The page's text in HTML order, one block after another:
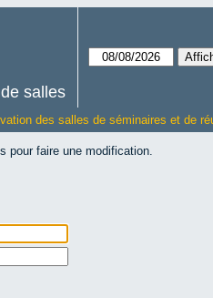
salles
des salles de séminaires et de
pour faire une modification.